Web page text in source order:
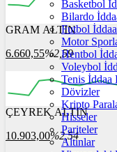
12:00 13:00
GRAM ALTIN
6.660,55%2,59
12:00 13:00
ÇEYREK ALTIN
10.903,00%2,54
Basketbol
Bilardo
Futbol
Motor
Hentbol
Voleybol
Tenis İddaa
Dövizler
Kripto
Hisseler
Pariteler
Altınlar